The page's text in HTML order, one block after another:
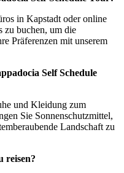
in Kapstadt oder online
zu buchen, um die
Präferenzen mit unserem
Self Schedule
und Kleidung zum
Sie Sonnenschutzmittel,
Landschaft zu
reisen?